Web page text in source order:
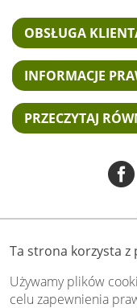
Ta strona korzysta z
Używamy plików
celu zapewnienia
OBSŁUGA
INFORMACJE
PRZECZYTAJ